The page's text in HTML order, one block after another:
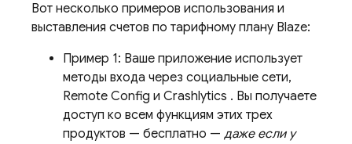
Вот несколько примеров использования и
выставления счетов по тарифному плану Blaze:
Пример 1: Ваше приложение использует
методы входа через социальные сети,
Remote Config и Crashlytics . Вы получаете
доступ ко всем функциям этих трех
продуктов — бесплатно — даже если у